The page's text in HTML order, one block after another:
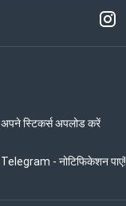
अपने स्टिकर्स अपलोड करें
Telegram - नोटिफिकेशन पाएं!